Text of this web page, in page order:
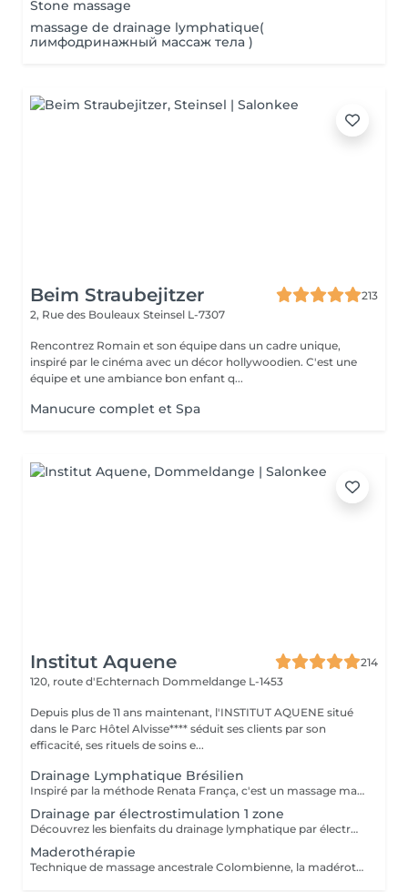
Stone massage
massage de drainage lymphatique(
лимфодринажный массаж тела )
Beim Straubejitzer
213
2, Rue des Bouleaux Steinsel L-7307
Rencontrez Romain et son équipe dans un cadre unique,
inspiré par le cinéma avec un décor hollywoodien. C'est une
équipe et une ambiance bon enfant q...
Manucure complet et Spa
Institut Aquene
214
120, route d'Echternach Dommeldange L-1453
Depuis plus de 11 ans maintenant, l'INSTITUT AQUENE situé
dans le Parc Hôtel Alvisse**** séduit ses clients par son
efficacité, ses rituels de soins e...
Drainage Lymphatique Brésilien
Inspiré par la méthode Renata França, c'est un massage manuel destiné a stimuler la circulation lymphatique et à détoxifier l'organisme. Par des manuvres manuelles variant la pression en suivant le sens de la circulation lymphatique l'organisme est nettoyé et son système immunitaire renforcé. La lymphe draine les liquides excédentaires, les toxines et les débris cellulaires pour un résultat immédiat ! Peut être fait avant une séance de madérothérapie pour encore plus de bien fait !!
Drainage par électrostimulation 1 zone
Découvrez les bienfaits du drainage lymphatique par électrostimulation, une méthode innovante qui: - stimule la circulation lymphatique, - réduit les gonflements, - améliore la détoxification du corps et -favorise une sensation de légèreté. Idéal pour améliorer le bien-être et optimiser la perte de poids. Sans douleur, venez profitez d'un moment de détente bien mérité, tout en stimulant de l'intérieur votre corps et perdant des calories. 1 zone correspond au : ventre ou cuisses (les 2) ou bras.
Maderothérapie
Technique de massage ancestrale Colombienne, la madérothérapie offre une multitude de bénéfices sur le corps ! - L'amélioration de la circulation sanguine et de la circulation lymphatique - Une peau resserrée, des muscles plus toniques - L'élimination de l'apparence de la cellulite, même profonde... Qu'il s'agisse de la peau du corps ou du visage, les instruments et rouleaux en bois de maderothérapie agissent sur toutes les zones du corps permettant une relaxation profonde et une tonification du corps dans son ensemble. Pour un bon résultat il est conseiller de faire entre 3 à 5 séances de drainage lymphatique Brésilien afin de détoxifier le corps et 10 séances de maderothérapie réparties sur 5 semaines (soit 2 séances par semaine). Et une séance par mois de chaque en entretient. Effet WOUAH garantie